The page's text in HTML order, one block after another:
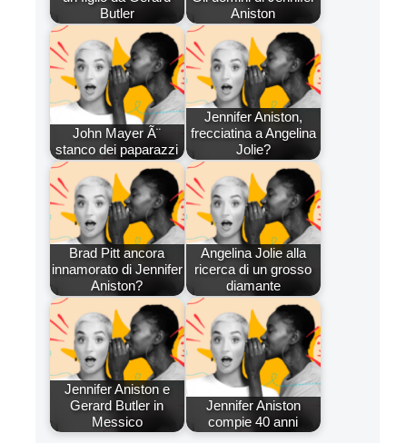
Butler
Aniston
John Mayer Ã¨
stanco dei paparazzi
Jennifer Aniston,
frecciatina a Angelina
Jolie?
Brad Pitt ancora
innamorato di Jennifer
Aniston?
Angelina Jolie alla
ricerca di un grosso
diamante
Jennifer Aniston e
Gerard Butler in
Messico
Jennifer Aniston
compie 40 anni